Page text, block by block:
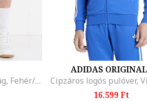
Logós bermudanadrág, Fehér/Szénszürke
ADIDAS
16.599 Ft